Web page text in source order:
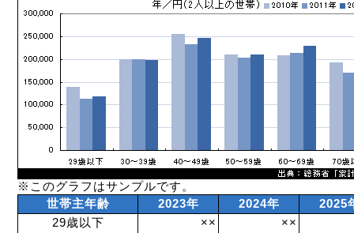
※このグラフはサンプルです。
世帯主年齢
2023年 2024年
2025
29歳以下
××
××